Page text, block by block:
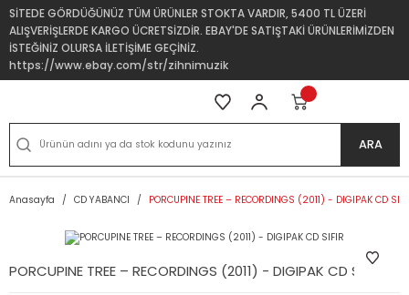
SİTEDE GÖRDÜĞÜNÜZ TÜM ÜRÜNLER STOKTA VARDIR, 5400 TL ÜZERİ
ALIŞVERİŞLERDE KARGO ÜCRETSİZDİR. EBAY'DE SATIŞTAKİ ÜRÜNLERİMİZDEN
İSTEĞİNİZ OLURSA İLETİŞİME GEÇİNİZ.
https://www.ebay.com/str/zihnimuzik
ARA
Anasayfa CD YABANCI PORCUPINE TREE – RECORDINGS (2011) - DIGIPAK CD
PORCUPINE TREE – RECORDINGS (2011) - DIGIPAK CD SIFIR